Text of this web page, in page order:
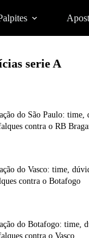
serie A
do São Paulo: time,
contra o RB
do Vasco: time,
contra o Botafogo
do Botafogo: time,
contra o Vasco